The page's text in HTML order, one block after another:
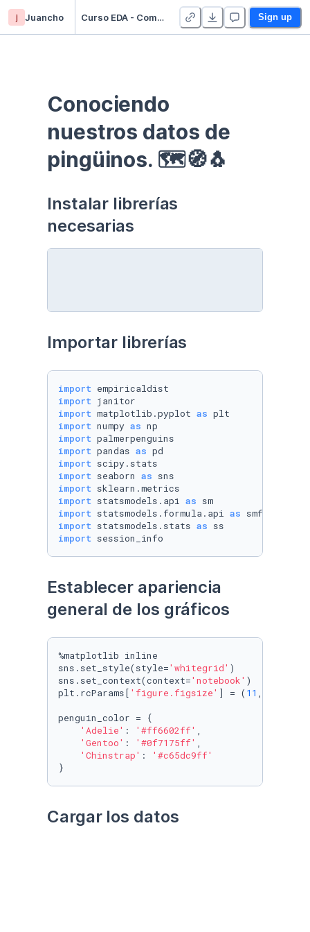
j Juancho Curso EDA - Communication - Duplicate Sign up
Conociendo
nuestros datos de
pingüinos. 🗺🧭🐧
Instalar librerías
necesarias
Importar librerías
import
import
import matplotlib.pyplot as
import numpy as
import
import pandas as
import
import seaborn as
import
import statsmodels.api as
import statsmodels.formula.api as
import statsmodels.stats as
import session_info
Establecer apariencia
general de los gráficos
%matplotlib inline
sns.set_style(style='whitegrid' )
sns.set_context(context='notebook' )
plt.rcParams[ 'figure.figsize' ] = ( 11 ,
penguin_color = {
'Adelie' : '#ff6602ff' ,
'Gentoo' : '#0f7175ff' ,
'Chinstrap' :
'#c65dc9ff'
}
Cargar los datos